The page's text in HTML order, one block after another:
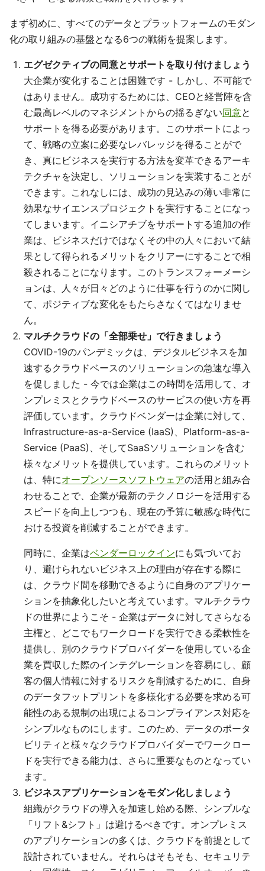
まず初めに、すべてのデータとプラットフォームのモダン
化の取り組みの基盤となる6つの戦術を提案します。
エグゼクティブの同意とサポートを取り付けましょう
大企業が変化することは困難です - しかし、不可能で
はありません。成功するためには、CEOと経営陣を含
む最高レベルのマネジメントからの揺るぎない同意と
サポートを得る必要があります。このサポートによっ
て、戦略の立案に必要なレバレッジを得ることがで
き、真にビジネスを実行する方法を変革できるアーキ
テクチャを決定し、ソリューションを実装することが
できます。これなしには、成功の見込みの薄い非常に
効果なサイエンスプロジェクトを実行することになっ
てしまいます。イニシアチブをサポートする追加の作
業は、ビジネスだけではなくその中の人々において結
果として得られるメリットをクリアーにすることで相
殺されることになります。このトランスフォーメーシ
ョンは、人々が日々どのように仕事を行うのかに関し
て、ポジティブな変化をもたらさなくてはなりませ
ん。
マルチクラウドの「全部乗せ」で行きましょう
COVID-19のパンデミックは、デジタルビジネスを加
速するクラウドベースのソリューションの急速な導入
を促しました - 今では企業はこの時間を活用して、オ
ンプレミスとクラウドベースのサービスの使い方を再
評価しています。クラウドベンダーは企業に対して、
Infrastructure-as-a-Service (IaaS)、Platform-as-a-
Service (PaaS)、そしてSaaSソリューションを含む
様々なメリットを提供しています。これらのメリット
は、特にオープンソースソフトウェアの活用と組み合
わせることで、企業が最新のテクノロジーを活用する
スピードを向上しつつも、現在の予算に敏感な時代に
おける投資を削減することができます。
同時に、企業はベンダーロックインにも気づいてお
り、避けられないビジネス上の理由が存在する際に
は、クラウド間を移動できるように自身のアプリケー
ションを抽象化したいと考えています。マルチクラウ
ドの世界にようこそ - 企業はデータに対してさらなる
主権と、どこでもワークロードを実行できる柔軟性を
提供し、別のクラウドプロバイダーを使用している企
業を買収した際のインテグレーションを容易にし、顧
客の個人情報に対するリスクを削減するために、自身
のデータフットプリントを多様化する必要を求める可
能性のある規制の出現によるコンプライアンス対応を
シンプルなものにします。このため、データのポータ
ビリティと様々なクラウドプロバイダーでワークロー
ドを実行できる能力は、さらに重要なものとなってい
ます。
ビジネスアプリケーションをモダン化しましょう
組織がクラウドの導入を加速し始める際、シンプルな
「リフト&シフト」は避けるべきです。オンプレミス
のアプリケーションの多くは、クラウドを前提として
設計されていません。それらはそもそも、セキュリテ